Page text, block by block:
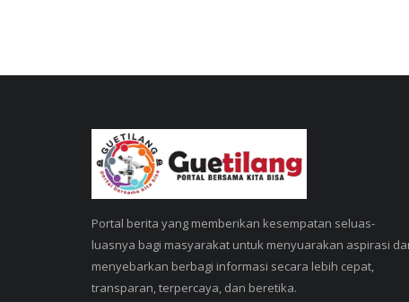
Portal berita yang memberikan kesempatan seluas-
luasnya bagi masyarakat untuk menyuarakan aspirasi
menyebarkan berbagi informasi secara lebih cepat,
transparan, terpercaya, dan beretika.